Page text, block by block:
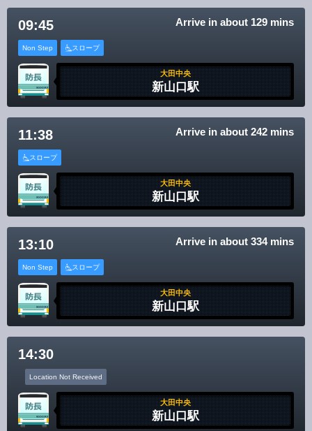
問題を報告
Disclaimer
09:45 Arrive in about 129 mins
Non Step スロープ
大田中央
新山口駅
11:38 Arrive in about 242 mins
スロープ
大田中央
新山口駅
13:10 Arrive in about 334 mins
Non Step スロープ
大田中央
新山口駅
14:30
Location Not Received
大田中央
新山口駅